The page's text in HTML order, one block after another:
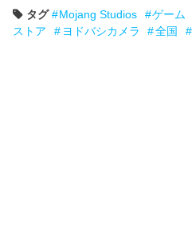
タグ Mojang Studios ゲーム
ストア
ヨドバシカメラ 全国